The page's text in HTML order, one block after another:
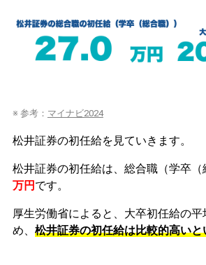
※ 参考： マイナビ2024
松井証券の初任給を見ていきます。
松井証券の初任給は、総合職（学卒
万円 です。
厚生労働省によると、大卒初任給の平
め、 松井証券の初任給は比較的高い